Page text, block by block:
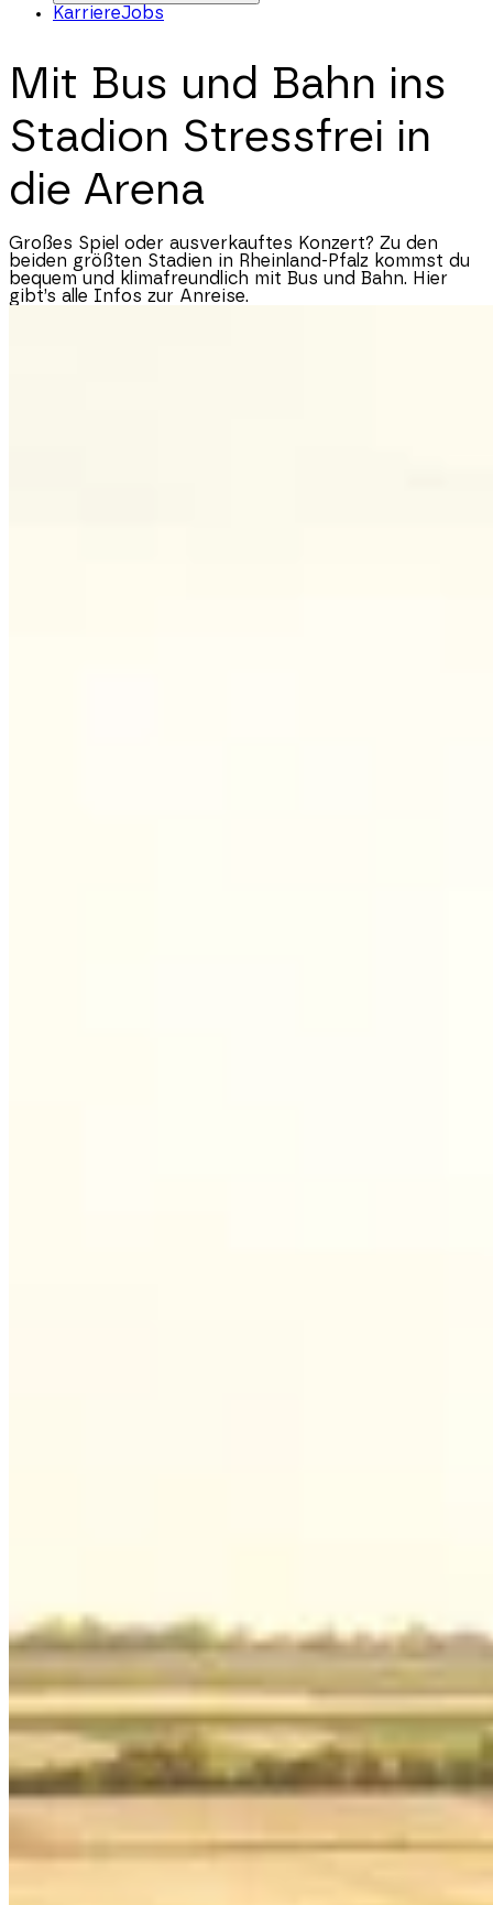
KarriereJobs
Mit Bus und Bahn ins
Stadion Stressfrei in
die Arena
Großes Spiel oder ausverkauftes Konzert? Zu den
beiden größten Stadien in Rheinland-Pfalz kommst du
bequem und klimafreundlich mit Bus und Bahn. Hier
gibt’s alle Infos zur Anreise.